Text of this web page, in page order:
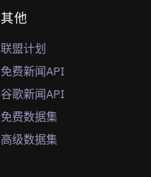
其他
联盟计划
免费新闻API
谷歌新闻API
免费数据集
高级数据集